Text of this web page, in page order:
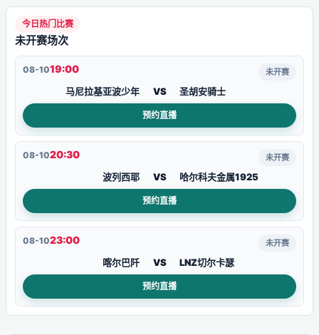
今日热门比赛
未开赛场次
08-1019:00
马尼拉基亚波少年 VS 圣胡安骑士
未开赛
预约直播
08-1020:30
波列西耶 VS 哈尔科夫金属1925
未开赛
预约直播
08-1023:00
喀尔巴阡 VS LNZ切尔卡瑟
未开赛
预约直播